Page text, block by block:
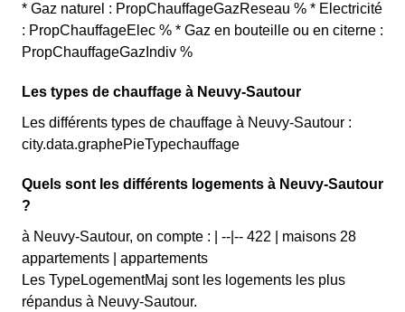
* Gaz naturel : PropChauffageGazReseau % * Electricité
: PropChauffageElec % * Gaz en bouteille ou en citerne :
PropChauffageGazIndiv %
Les types de chauffage à Neuvy-Sautour
Les différents types de chauffage à Neuvy-Sautour :
city.data.graphePieTypechauffage
Quels sont les différents logements à Neuvy-Sautour
?
à Neuvy-Sautour, on compte : | --|-- 422 | maisons 28
appartements | appartements
Les TypeLogementMaj sont les logements les plus
répandus à Neuvy-Sautour.